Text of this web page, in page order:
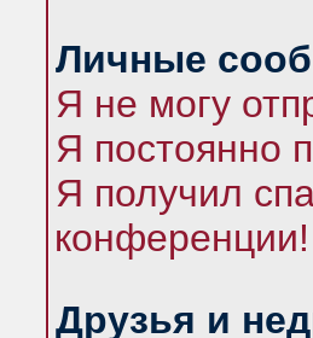
Личные
Я не могу
Я постоянно
Я получил
конференции!
Друзья и